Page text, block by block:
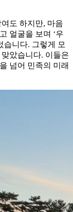
도 하지만, 마음
얼굴을 보며 ‘우
습니다. 그렇게 모
았습니다. 이들은
넘어 민족의 미래